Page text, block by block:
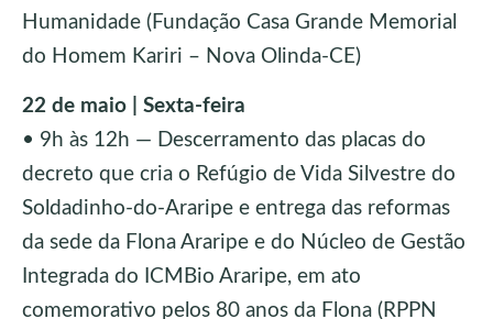
Humanidade (Fundação Casa Grande Memorial
do Homem Kariri – Nova Olinda-CE)
22 de maio | Sexta-feira
• 9h às 12h — Descerramento das placas do
decreto que cria o Refúgio de Vida Silvestre do
Soldadinho-do-Araripe e entrega das reformas
da sede da Flona Araripe e do Núcleo de Gestão
Integrada do ICMBio Araripe, em ato
comemorativo pelos 80 anos da Flona (RPPN